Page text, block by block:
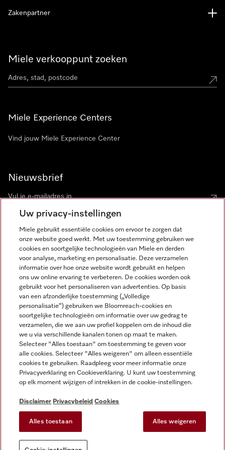
Miele verkooppunt zoeken
Miele Experience Centers
Vind jouw Miele Experience Center
Nieuwsbrief
Zakenpartner
Disclaimer
Algemene voorwaarden en informatie
Privacybeleid
Gebruiksvoorwaarden
Toegankelijkheidsverklaring
Digital Services Act
Cookie-instellingen
Miele op Instagram
Miele op Facebook
Miele op Youtube
Uw privacy-instellingen
Miele gebruikt essentiële cookies om ervoor te zorgen dat
onze website goed werkt. Met uw toestemming gebruiken we
cookies en soortgelijke technologieën van Miele en derden
voor analyse, marketing en personalisatie. Deze verzamelen
informatie over hoe onze website wordt gebruikt en helpen
ons uw online ervaring te verbeteren. De cookies worden ook
gebruikt voor het personaliseren van advertenties. Op basis
van een afzonderlijke toestemming („Volledige
personalisatie“) gebruiken we Bloomreach-cookies en
soortgelijke technologieën om informatie over uw gedrag te
verzamelen, die we aan uw profiel koppelen om de inhoud die
we u via verschillende kanalen tonen op maat te maken.
Selecteer "Alles toestaan" om toestemming te geven voor
alle cookies. Selecteer "Alles weigeren" om alleen essentiële
cookies te gebruiken. Raadpleeg voor meer informatie onze
Privacyverklaring en Cookieverklaring. U kunt uw toestemming
op elk moment wijzigen of intrekken in de cookie-instellingen.
Disclaimer Privacybeleid Cookies
Alles toestaan Alles weigeren